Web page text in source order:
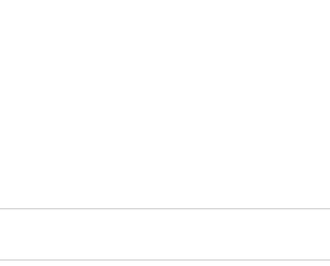
interagieren, um Angebote zu finden.